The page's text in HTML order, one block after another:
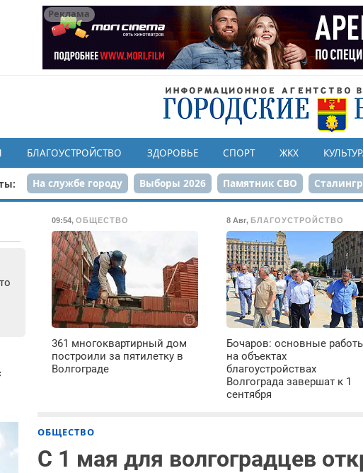
Реклама
БЛАГОУСТРОЙСТВО ЗДОРОВЬЕ СПОРТ ЖКХ
На службе городу Выборы 2026 Памятник СВО
Реконструкция ЦПКиО 80-летие Победы
09:54,ОБЩЕСТВО
361 многоквартирный дом
построили за пятилетку в
Волгограде
8 Авг, БЛАГОУСТРОЙСТВО
Бочаров: основные
на объектах
благоустройствах
Волгограда завершат к 1
сентября
ОБЩЕСТВО
С 1 мая для волгоградцев